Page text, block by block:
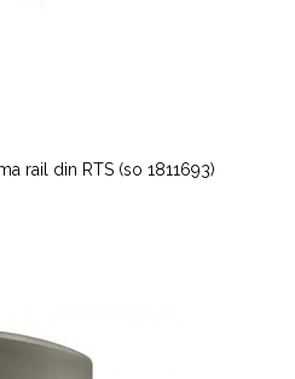
rail din RTS (so 1811693)